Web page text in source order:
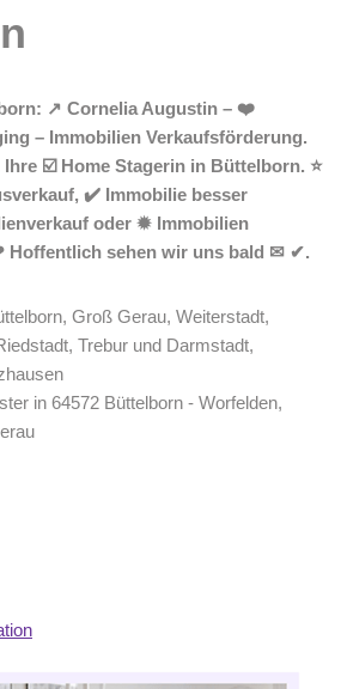
↗️ Cornelia Augustin – ❤️
– Immobilien Verkaufsförderung.
☑️ Home Stagerin in Büttelborn. ⭐
✔️ Immobilie besser
oder ✹ Immobilien
Hoffentlich sehen wir uns bald ✉ ✔.